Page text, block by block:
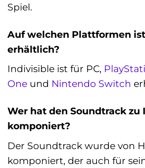
Spiel.
Auf welchen Plattformen
erhältlich?
Indivisible ist für PC,
One und Nintendo Switch
Wer hat den Soundtrack zu
komponiert?
Der Soundtrack wurde von
komponiert, der auch für